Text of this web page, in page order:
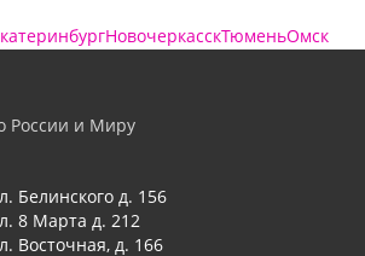
НовочеркасскТюменьОмск
России и Миру
Белинского д. 156
8 Марта д. 212
Восточная, д. 166